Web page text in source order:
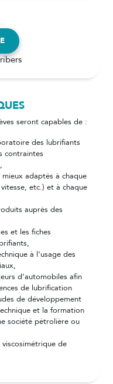
seront capables de :
des lubrifiants
contraintes
adaptés à chaque
etc.) et à chaque
auprès des
et les fiches
à l’usage des
d’automobiles afin
de lubrification
de développement
et la formation
société pétrolière ou
de